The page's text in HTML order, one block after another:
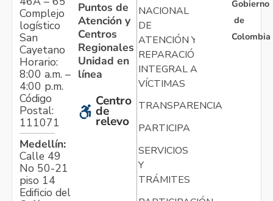
Complejo
logístico
San
Cayetano
Horario:
8:00 a.m. –
4:00 p.m.
Código
Postal:
111071
Medellín:
Calle 49
No 50-21
piso 14
Edificio del
Puntos de
Atención y
Centros
Regionales
Unidad en
línea
Centro
de
relevo
NACIONAL
DE
ATENCIÓN Y
REPARACIÓN
INTEGRAL A
VÍCTIMAS
TRANSPARENCIA
PARTICIPA
SERVICIOS
Y
TRÁMITES
Gobierno
de
Colombia